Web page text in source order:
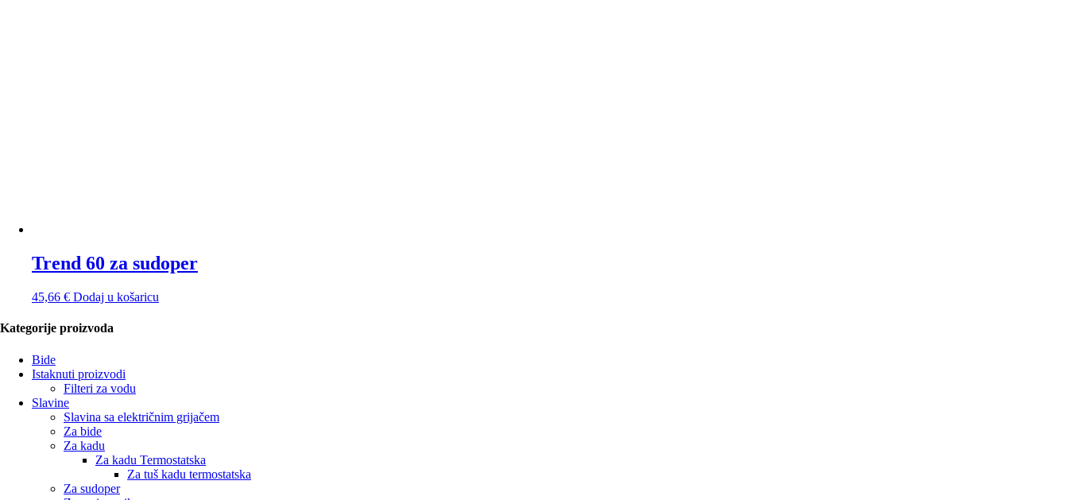
Trend 60 za sudoper
45,66 € Dodaj u košaricu
Kategorije proizvoda
Bide
Istaknuti proizvodi
Filteri za vodu
Slavine
Slavina sa električnim grijačem
Za bide
Za kadu
Za kadu Termostatska
Za tuš kadu termostatska
Za sudoper